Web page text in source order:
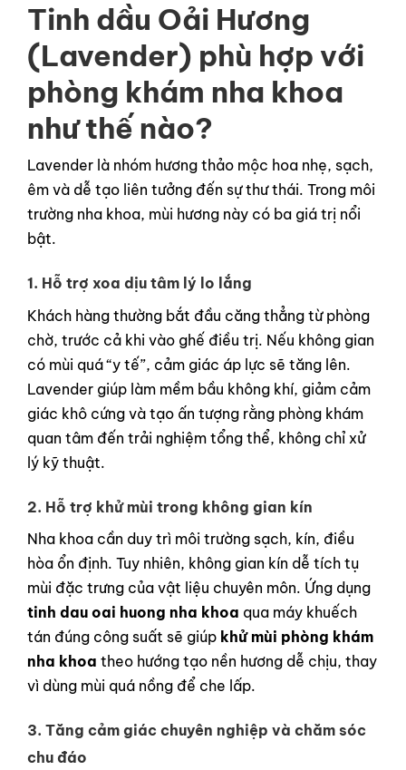
Tinh dầu Oải Hương
(Lavender) phù hợp với
phòng khám nha khoa
như thế nào?
Lavender là nhóm hương thảo mộc hoa nhẹ, sạch,
êm và dễ tạo liên tưởng đến sự thư thái. Trong môi
trường nha khoa, mùi hương này có ba giá trị nổi
bật.
1. Hỗ trợ xoa dịu tâm lý lo lắng
Khách hàng thường bắt đầu căng thẳng từ phòng
chờ, trước cả khi vào ghế điều trị. Nếu không gian
có mùi quá “y tế”, cảm giác áp lực sẽ tăng lên.
Lavender giúp làm mềm bầu không khí, giảm cảm
giác khô cứng và tạo ấn tượng rằng phòng khám
quan tâm đến trải nghiệm tổng thể, không chỉ xử
lý kỹ thuật.
2. Hỗ trợ khử mùi trong không gian kín
Nha khoa cần duy trì môi trường sạch, kín, điều
hòa ổn định. Tuy nhiên, không gian kín dễ tích tụ
mùi đặc trưng của vật liệu chuyên môn. Ứng dụng
tinh dau oai huong nha khoa qua máy khuếch
tán đúng công suất sẽ giúp khử mùi phòng khám
nha khoa theo hướng tạo nền hương dễ chịu, thay
vì dùng mùi quá nồng để che lấp.
3. Tăng cảm giác chuyên nghiệp và chăm sóc
chu đáo